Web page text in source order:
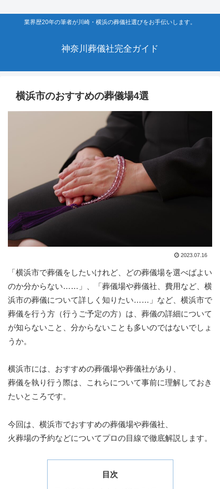
業界歴20年の筆者が川崎・横浜の葬儀社選びをお手伝いします。
神奈川葬儀社完全ガイド
横浜市のおすすめの葬儀場4選
2023.07.16
「横浜市で葬儀をしたいけれど、どの葬儀場を選べばよい
のか分からない……」、「葬儀場や葬儀社、費用など、横
浜市の葬儀について詳しく知りたい……」など、横浜市で
葬儀を行う方（行うご予定の方）は、葬儀の詳細について
が知らないこと、分からないことも多いのではないでしょ
うか。
横浜市には、おすすめの葬儀場や葬儀社があり、
葬儀を執り行う際は、これらについて事前に理解しておき
たいところです。
今回は、横浜市でおすすめの葬儀場や葬儀社、
火葬場の予約などについてプロの目線で徹底解説します。
目次